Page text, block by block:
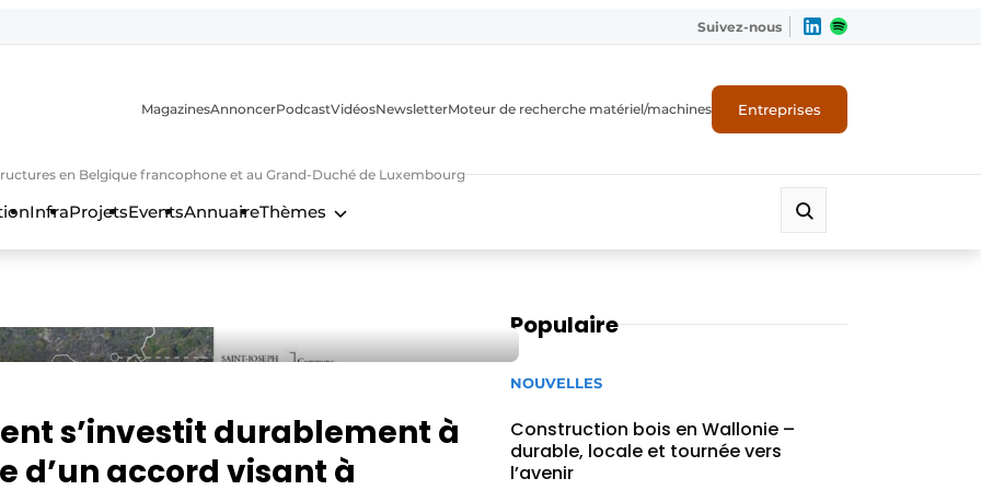
Suivez-nous
en Belgique francophone et au Grand-Duché de Luxembourg
MagazinesAnnoncerPodcastVidéosNewsletterMoteur de recherche matériel/machines Entreprises
InfraProjetsEventsAnnuaireThèmes
s’investit durablement à
d’un accord visant à
Populaire
NOUVELLES
Construction bois en Wallonie –
durable, locale et tournée vers
l’avenir